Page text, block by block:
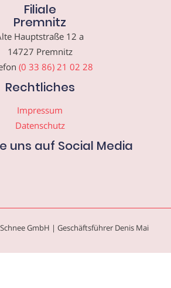
Filiale
Premnitz
Hauptstraße 12 a
14727 Premnitz
(0 33 86) 21 02 28
Rechtliches
Impressum
Datenschutz
uns auf Social Media
GmbH | Geschäftsführer Denis Mai